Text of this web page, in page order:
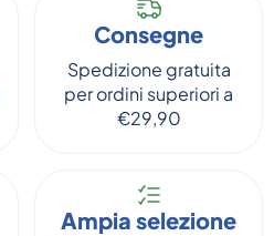
Consegne
Spedizione gratuita
per ordini superiori a
€29,90
Ampia selezione